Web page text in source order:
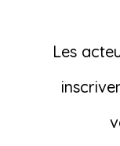
Les